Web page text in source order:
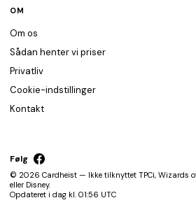
OM
Om os
Sådan henter vi priser
Privatliv
Cookie-indstillinger
Kontakt
Følg
© 2026 Cardheist — Ikke tilknyttet TPCi, Wizards
eller Disney.
Opdateret i dag kl. 01:56 UTC